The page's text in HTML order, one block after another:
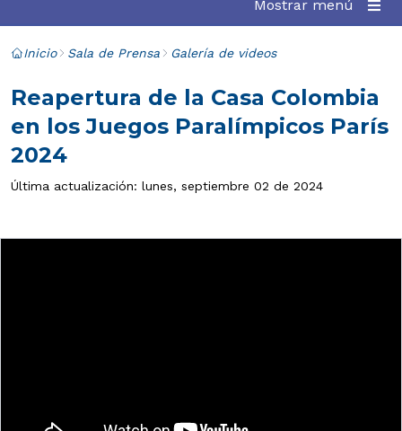
Mostrar menú
Inicio Sala de Prensa Galería de videos
Reapertura de la Casa Colombia
en los Juegos Paralímpicos París
2024
Última actualización: lunes, septiembre 02 de 2024